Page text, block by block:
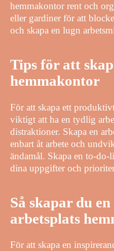
hemmakontor rent och
eller gardiner för att
och skapa en lugn
Tips för att
hemmakontor
För att skapa ett
viktigt att ha en tydlig
distraktioner. Skapa en
enbart åt arbete och
ändamål. Skapa en to-
dina uppgifter och
Så skapar du
arbetsplats
För att skapa en